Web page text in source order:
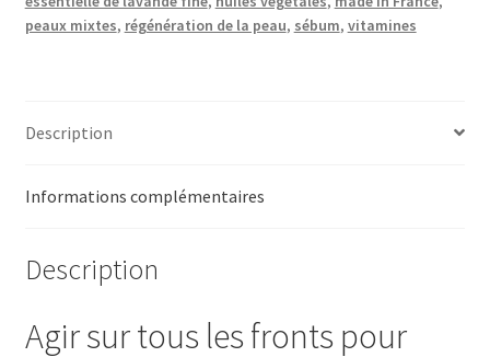
peaux mixtes, régénération de la peau, sébum, vitamines
Description
Informations complémentaires
Description
Agir sur tous les fronts pour